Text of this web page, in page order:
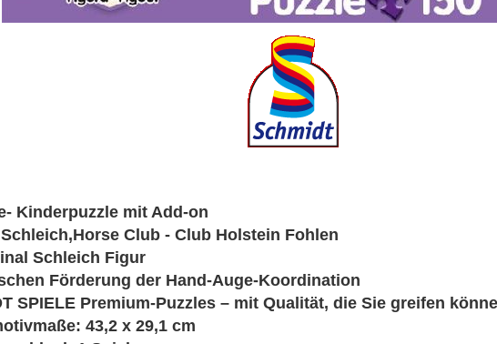
Kinderpuzzle mit Add-on
Club - Club Holstein Fohlen
Schleich Figur
Förderung der Hand-Auge-Koordination
SPIELE Premium-Puzzles – mit Qualität, die Sie greifen
43,2 x 29,1 cm